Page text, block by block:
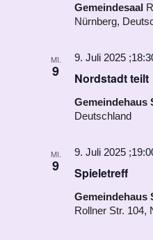
Gemeindesaal
Nürnberg,
MI.
9 Nordstadt teilt
9. Juli 2025
Gemeindehaus
Deutschland
MI.
9 Spieletreff
9. Juli 2025
Gemeindehaus
Rollner Str. 104,